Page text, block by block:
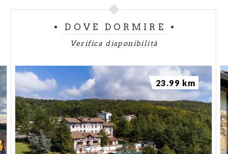
DOVE DORMIRE
Verifica disponibilità
23.99 km